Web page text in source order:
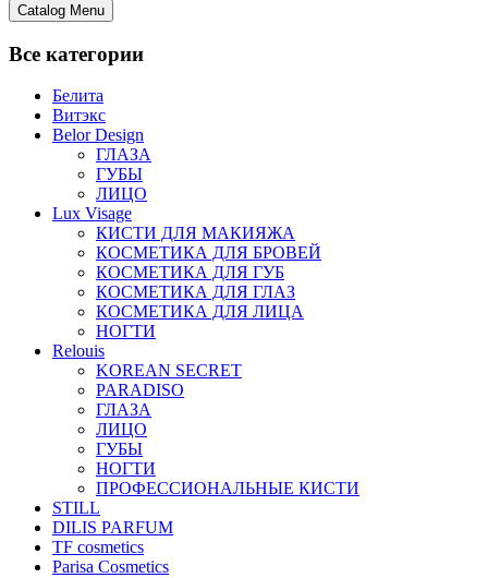
Catalog Menu
Все категории
Белита
Витэкс
Belor Design
ГЛАЗА
ГУБЫ
ЛИЦО
Lux Visage
КИСТИ ДЛЯ МАКИЯЖА
КОСМЕТИКА ДЛЯ БРОВЕЙ
КОСМЕТИКА ДЛЯ ГУБ
КОСМЕТИКА ДЛЯ ГЛАЗ
КОСМЕТИКА ДЛЯ ЛИЦА
НОГТИ
Relouis
KOREAN SECRET
PARADISO
ГЛАЗА
ЛИЦО
ГУБЫ
НОГТИ
ПРОФЕССИОНАЛЬНЫЕ КИСТИ
STILL
DILIS PARFUM
TF cosmetics
Parisa Cosmetics